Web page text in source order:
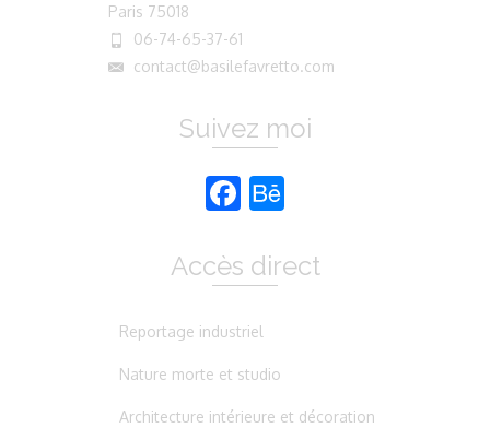
Paris 75018
06-74-65-37-61
contact@basilefavretto.com
Suivez moi
Facebook
Accès direct
Reportage industriel
Nature morte et studio
Architecture intérieure et décoration